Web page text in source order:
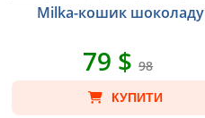
Milka-кошик шоколаду
79 $98
КУПИТИ